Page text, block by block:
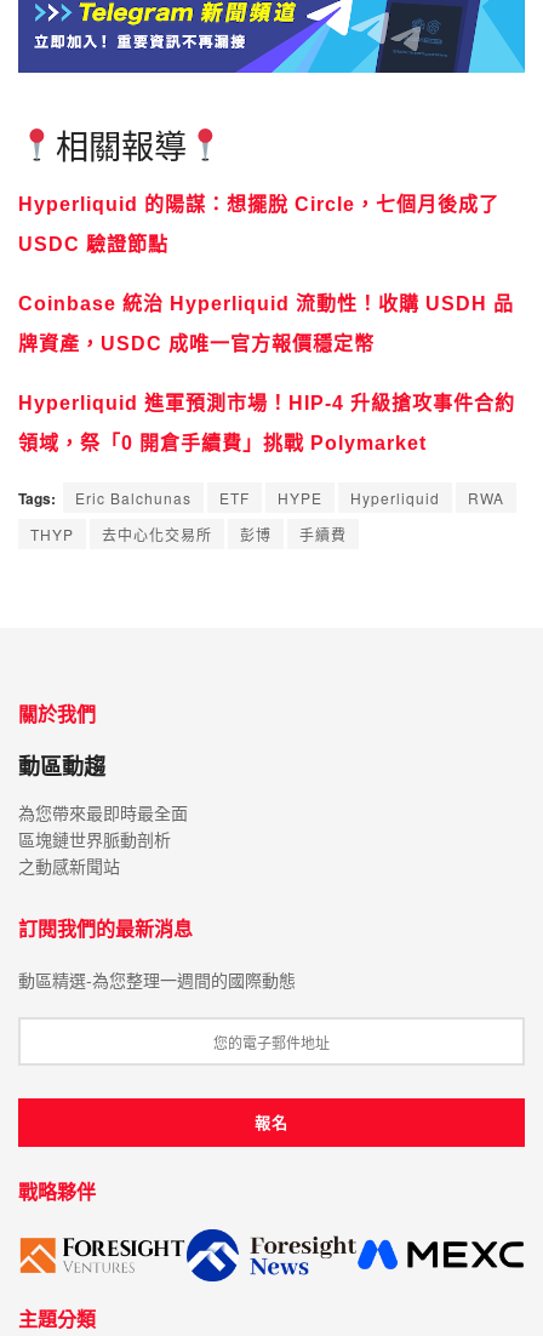
相關報導
Hyperliquid 的陽謀：想擺脫 Circle，七個月後成了
USDC 驗證節點
Coinbase 統治 Hyperliquid 流動性！收購 USDH 品
牌資產，USDC 成唯一官方報價穩定幣
Hyperliquid 進軍預測市場！HIP-4 升級搶攻事件合約
領域，祭「0 開倉手續費」挑戰 Polymarket
Tags: Eric Balchunas ETF HYPE Hyperliquid
RWA
THYP
去中心化交易所 彭博 手續費
關於我們
動區動趨
為您帶來最即時最全面
區塊鏈世界脈動剖析
之動感新聞站
訂閱我們的最新消息
動區精選-為您整理一週間的國際動態
戰略夥伴
主題分類